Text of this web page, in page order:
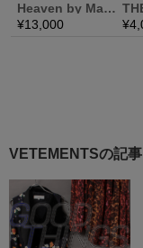
VETEMENTSの記事